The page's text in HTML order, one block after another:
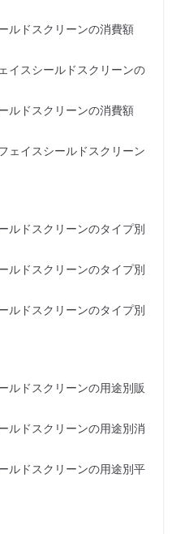
ルドスクリーンの消費額
イスシールドスクリーンの
ルドスクリーンの消費額
ェイスシールドスクリーン
ルドスクリーンのタイプ別
ルドスクリーンのタイプ別
ルドスクリーンのタイプ別
ルドスクリーンの用途別販
ルドスクリーンの用途別消
ルドスクリーンの用途別平